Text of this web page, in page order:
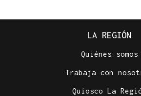
LA REGIÓN
Quiénes somos
Trabaja con
Quiosco La